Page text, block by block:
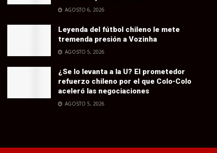
AGOSTO 6, 2026
Leyenda del fútbol chileno le mete
tremenda presión a Vozinha
AGOSTO 5, 2026
¿Se lo levanta a la U? El prometedor
refuerzo chileno por el que Colo-Colo
aceleró las negociaciones
AGOSTO 5, 2026